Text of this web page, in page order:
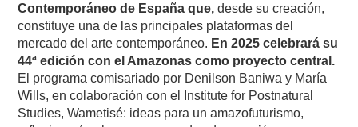
Contemporáneo de España que, desde su creación,
constituye una de las principales plataformas del
mercado del arte contemporáneo. En 2025 celebrará su
44ª edición con el Amazonas como proyecto central.
El programa comisariado por Denilson Baniwa y María
Wills, en colaboración con el Institute for Postnatural
Studies, Wametisé: ideas para un amazofuturismo,